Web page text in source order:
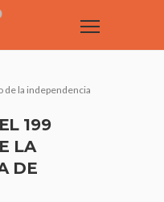
de la independencia
199
LA
DE